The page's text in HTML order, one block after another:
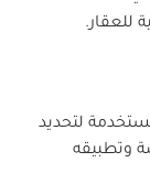
للعقار.
لتحديد
وتطبيقه